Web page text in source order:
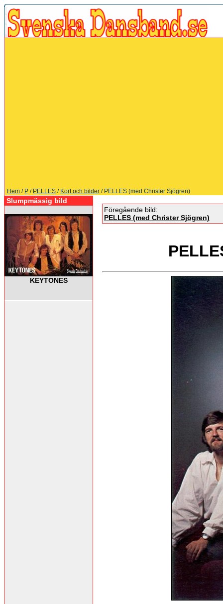
Hem / P / PELLES / Kort och bilder / PELLES (med Christer Sjögren)
Slumpmässig bild
KEYTONES
Föregående bild:
PELLES (med Christer Sjögren)